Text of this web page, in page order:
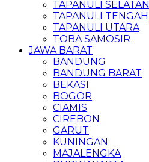
TAPANULI SELATAN
TAPANULI TENGAH
TAPANULI UTARA
TOBA SAMOSIR
JAWA BARAT
BANDUNG
BANDUNG BARAT
BEKASI
BOGOR
CIAMIS
CIREBON
GARUT
KUNINGAN
MAJALENGKA